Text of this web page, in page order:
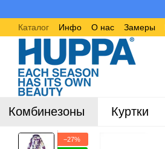
Каталог
Инфо О нас Замеры
Комбинезоны Куртки
−27%